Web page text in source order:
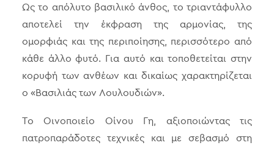
Ως το απόλυτο βασιλικό άνθος, το τριαντάφυλλο
αποτελεί την έκφραση της αρμονίας, της
ομορφιάς και της περιποίησης, περισσότερο από
κάθε άλλο φυτό. Για αυτό και τοποθετείται στην
κορυφή των ανθέων και δικαίως χαρακτηρίζεται
ο «Βασιλιάς των Λουλουδιών».
Το Οινοποιείο Οίνου Γη, αξιοποιώντας τις
πατροπαράδοτες τεχνικές και με σεβασμό στη